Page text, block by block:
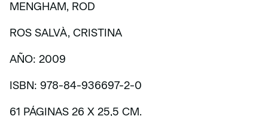
MENGHAM, ROD
ROS SALVÀ, CRISTINA
AÑO: 2009
ISBN: 978-84-936697-2-0
61 PÁGINAS 26 X 25,5 CM.